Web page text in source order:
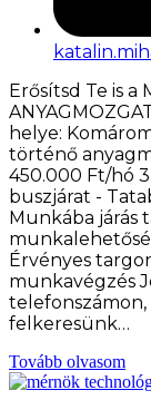
Erősítsd Te is a
helye:
történő
450.000 Ft/hó
buszjárat -
Munkába járás
Érvényes
munkavégzés
felkeresünk…
Tovább olvasom